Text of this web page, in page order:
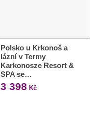
Polsko u Krkonoš a
lázní v Termy
Karkonosze Resort &
SPA se…
3 398 Kč